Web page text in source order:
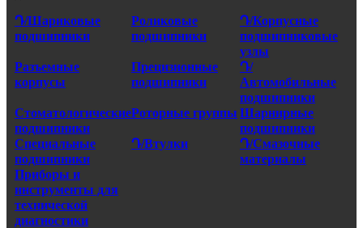
Դ/Шариковые
подшипники
Роликовые
подшипники
Դ/Корпусные
подшипниковые
узлы
Разъемные
корпусы
Прецизионные
подшипники
Դ/
Автомобильные
подшипники
Стоматологические
подшипники
Роторные группы Шарнирные
подшипники
Специальные
подшипники
Դ/Втулки
Դ/Смазочные
материалы
Приборы и
инструменты для
технической
диагностики